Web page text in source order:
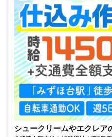
シュークリームやエクレア